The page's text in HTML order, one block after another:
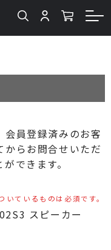
会員登録済みのお客
からお問合せいただ
できます。
いているものは必須です。
スピーカー